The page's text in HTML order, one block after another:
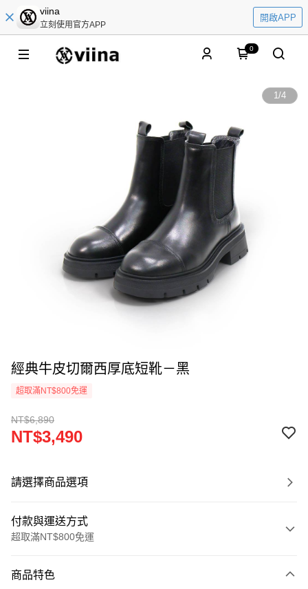
viina
立刻使用官方APP
開啟APP
0
1/4
經典牛皮切爾西厚底短靴－黑
超取滿NT$800免運
NT$6,890
NT$3,490
請選擇商品選項
付款與運送方式
超取滿NT$800免運
信用卡一次付款
商品特色